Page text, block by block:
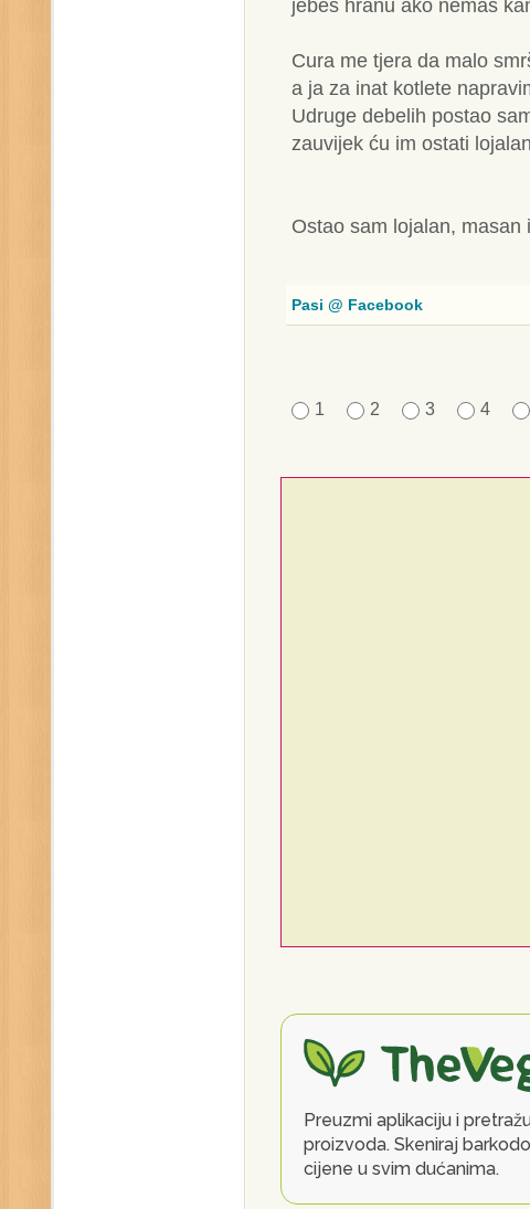
jebeš hranu ako nemaš
Cura me tjera da malo
a ja za inat kotlete
Udruge debelih postao
zauvijek ću im ostati
Ostao sam lojalan, masan
Pasi @ Facebook
1 2 3 4